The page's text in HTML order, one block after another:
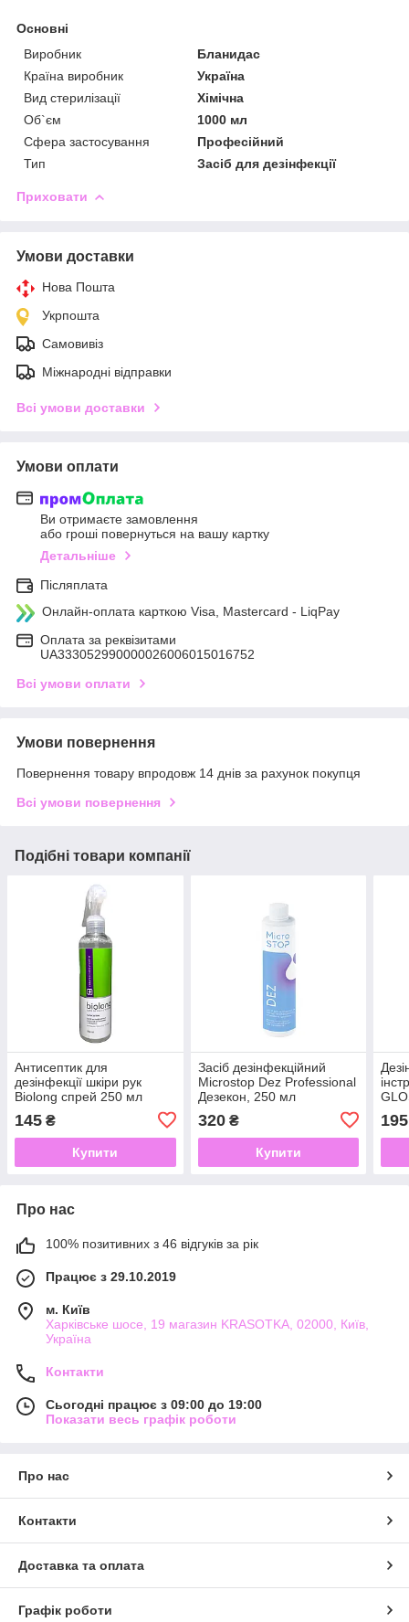
Основні
Виробник
Бланидас
Країна виробник
Україна
Вид стерилізації
Хімічна
Об`єм
1000 мл
Сфера застосування
Професійний
Тип
Засіб для дезінфекції
Приховати
Умови доставки
Нова Пошта
Укрпошта
Самовивіз
Міжнародні відправки
Всі умови доставки
Умови оплати
Ви отримаєте замовлення
або гроші повернуться на вашу картку
Детальніше
Післяплата
Онлайн-оплата карткою Visa, Mastercard - LiqPay
Оплата за реквізитами
UA333052990000026006015016752
Всі умови оплати
Умови повернення
Повернення товару впродовж 14 днів за рахунок покупця
Всі умови повернення
Подібні товари компанії
Антисептик для
дезінфекції шкіри рук
Biolong спрей 250 мл
145 ₴
Купити
Засіб дезінфекційний
Microstop Dez Professional
Дезекон, 250 мл
320₴
Купити
195
Про нас
100% позитивних з 46 відгуків за рік
Працює з 29.10.2019
м. Київ
Харківське шосе, 19 магазин KRASOTKA, 02000, Київ,
Україна
Контакти
Сьогодні працює з 09:00 до 19:00
Показати весь графік роботи
Про нас
Контакти
Доставка та оплата
Графік роботи